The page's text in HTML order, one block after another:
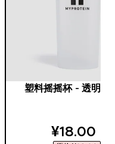
塑料摇摇杯 - 透明 /
¥18.00‎